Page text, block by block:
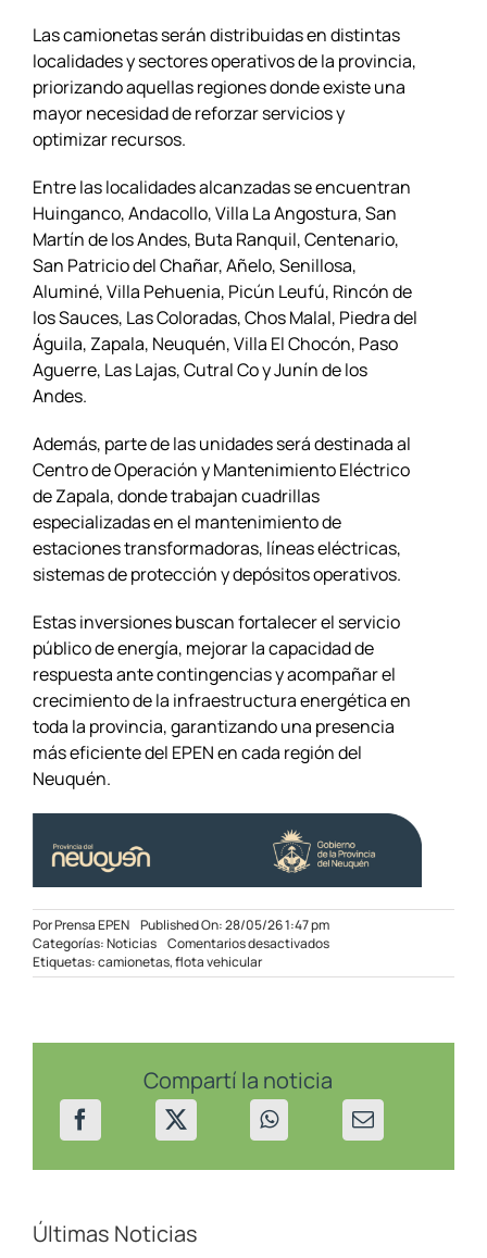
Las camionetas serán distribuidas en distintas
localidades y sectores operativos de la provincia,
priorizando aquellas regiones donde existe una
mayor necesidad de reforzar servicios y
optimizar recursos.
Entre las localidades alcanzadas se encuentran
Huinganco, Andacollo, Villa La Angostura, San
Martín de los Andes, Buta Ranquil, Centenario,
San Patricio del Chañar, Añelo, Senillosa,
Aluminé, Villa Pehuenia, Picún Leufú, Rincón de
los Sauces, Las Coloradas, Chos Malal, Piedra del
Águila, Zapala, Neuquén, Villa El Chocón, Paso
Aguerre, Las Lajas, Cutral Co y Junín de los
Andes.
Además, parte de las unidades será destinada al
Centro de Operación y Mantenimiento Eléctrico
de Zapala, donde trabajan cuadrillas
especializadas en el mantenimiento de
estaciones transformadoras, líneas eléctricas,
sistemas de protección y depósitos operativos.
Estas inversiones buscan fortalecer el servicio
público de energía, mejorar la capacidad de
respuesta ante contingencias y acompañar el
crecimiento de la infraestructura energética en
toda la provincia, garantizando una presencia
más eficiente del EPEN en cada región del
Neuquén.
PorPrensa EPEN Published On: 28/05/26 1:47 pm
Categorías:Noticias Comentarios desactivadosen
EPEN
el
servicio
toda
Etiquetas:camionetas,flota vehicular
Compartí la noticia
Últimas Noticias